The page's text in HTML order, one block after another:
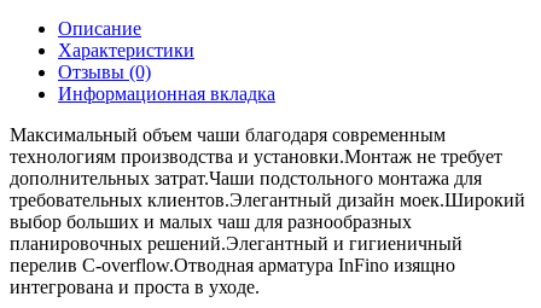
Описание
Характеристики
Отзывы (0)
Информационная вкладка
Максимальный объем чаши благодаря современным
технологиям производства и установки.Монтаж не требует
дополнительных затрат.Чаши подстольного монтажа для
требовательных клиентов.Элегантный дизайн моек.Широкий
выбор больших и малых чаш для разнообразных
планировочных решений.Элегантный и гигиеничный
перелив C-overflow.Отводная арматура InFino изящно
интегрована и проста в уходе.